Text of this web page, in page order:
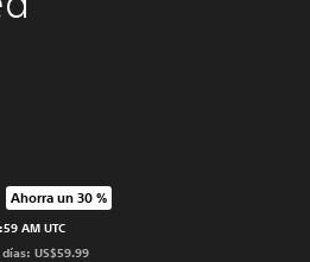
precio original de US$59.99
Ahorra un 30 %
AM UTC
US$59.99